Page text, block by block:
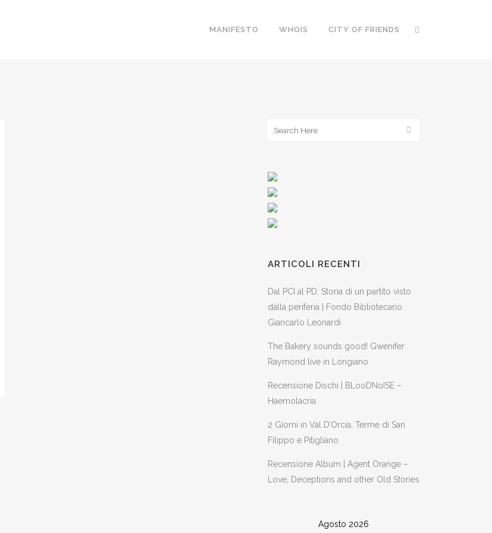
MANIFESTO WHOIS CITY OF FRIENDS
ARTICOLI RECENTI
Dal PCI al PD: Storia di un partito visto
dalla periferia | Fondo Bibliotecario
Giancarlo Leonardi
The Bakery sounds good! Gwenifer
Raymond live in Longiano
Recensione Dischi | BLooDNoISE –
Haemolacria
2 Giorni in Val D’Orcia, Terme di San
Filippo e Pitigliano
Recensione Album | Agent Orange –
Love, Deceptions and other Old Stories
Agosto 2026